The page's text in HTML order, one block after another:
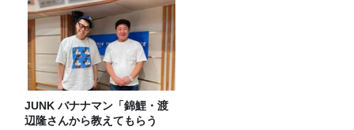
JUNK バナナマン「錦鯉・渡
辺隆さんから教えてもらう